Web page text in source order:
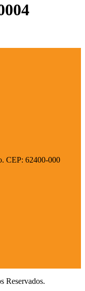
CEP: 62400-000
Reservados.